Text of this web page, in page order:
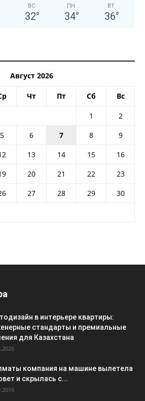
ВС
32°
ПН
34°
ВТ
36°
Август 2026
Чт Пт Сб Вс
1
2
5 6 7 8
9
13 14 15
16
20 21 22
23
27 28 29
30
в интерьере квартиры:
стандарты и премиальные
для Казахстана
компания на машине вылетела
и скрылась с...